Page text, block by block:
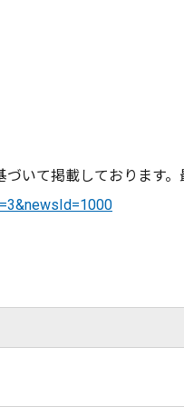
いて掲載しております。